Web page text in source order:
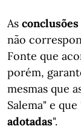
As
não
Fonte que
porém,
mesmas que
Salema" e
adotadas".